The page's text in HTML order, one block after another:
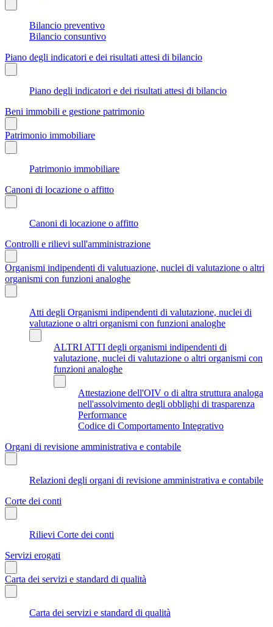
Bilancio preventivo
Bilancio consuntivo
Piano degli indicatori e dei risultati attesi di bilancio
Piano degli indicatori e dei risultati attesi di bilancio
Beni immobili e gestione patrimonio
Patrimonio immobiliare
Patrimonio immobiliare
Canoni di locazione o affitto
Canoni di locazione o affitto
Controlli e rilievi sull'amministrazione
Organismi indipendenti di valutuazione, nuclei di valutazione o altri
organismi con funzioni analoghe
Atti degli Organismi indipendenti di valutazione, nuclei di
valutazione o altri organismi con funzioni analoghe
ALTRI ATTI degli organismi indipendenti di
valutazione, nuclei di valutazione o altri organismi con
funzioni analoghe
Attestazione dell'OIV o di altra struttura analoga
nell'assolvimento degli obblighi di trasparenza
Performance
Codice di Comportamento Integrativo
Organi di revisione amministrativa e contabile
Relazioni degli organi di revisione amministrativa e contabile
Corte dei conti
Rilievi Corte dei conti
Servizi erogati
Carta dei servizi e standard di qualità
Carta dei servizi e standard di qualità